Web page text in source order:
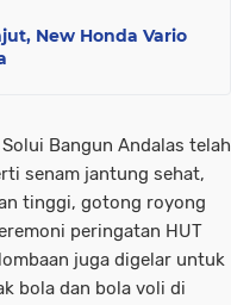
New Honda Vario
Bangun Andalas telah
senam jantung sehat,
tinggi, gotong royong
peringatan HUT
juga digelar untuk
bola dan bola voli di